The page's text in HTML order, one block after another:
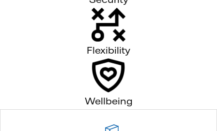
Flexibility
Wellbeing